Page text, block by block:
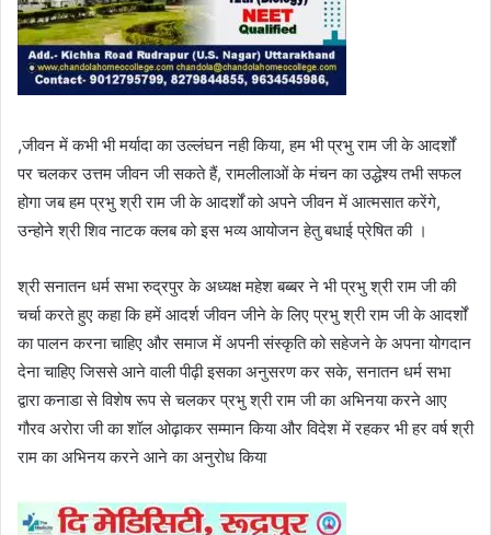
,जीवन में कभी भी मर्यादा का उल्लंघन नही किया, हम भी प्रभु राम जी के आदर्शों
पर चलकर उत्तम जीवन जी सकते हैं, रामलीलाओं के मंचन का उद्धेश्य तभी सफल
होगा जब हम प्रभु श्री राम जी के आदर्शों को अपने जीवन में आत्मसात करेंगे,
उन्होने श्री शिव नाटक क्लब को इस भव्य आयोजन हेतु बधाई प्रेषित की ।
श्री सनातन धर्म सभा रुद्रपुर के अध्यक्ष महेश बब्बर ने भी प्रभु श्री राम जी की
चर्चा करते हुए कहा कि हमें आदर्श जीवन जीने के लिए प्रभु श्री राम जी के आदर्शों
का पालन करना चाहिए और समाज में अपनी संस्कृति को सहेजने के अपना योगदान
देना चाहिए जिससे आने वाली पीढ़ी इसका अनुसरण कर सके, सनातन धर्म सभा
द्वारा कनाडा से विशेष रूप से चलकर प्रभु श्री राम जी का अभिनया करने आए
गौरव अरोरा जी का शॉल ओढ़ाकर सम्मान किया और विदेश में रहकर भी हर वर्ष श्री
राम का अभिनय करने आने का अनुरोध किया